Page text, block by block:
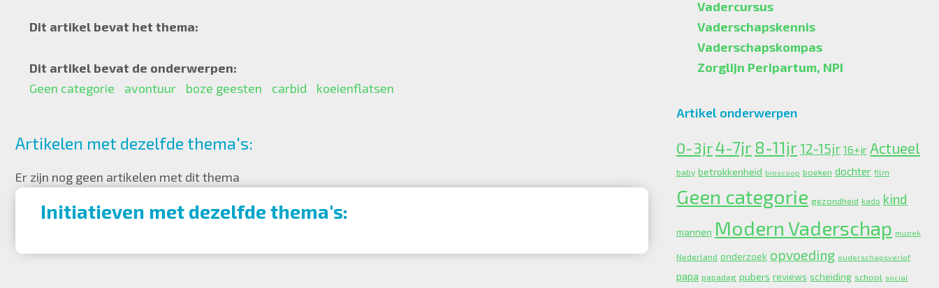
Dit artikel bevat het thema:
Dit artikel bevat de onderwerpen:
Geen categorie
avontuur boze geesten carbid koeienflatsen
Artikelen met dezelfde thema's:
Er zijn nog geen artikelen met dit thema
Initiatieven met dezelfde thema's:
Vadercursus
Vaderschapskennis
Vaderschapskompas
Zorglijn Peripartum, NPI
Artikel onderwerpen
0-3jr4-7jr 8-11jr 12-15jr 16+jr Actueel
baby betrokkenheid bioscoop boeken dochter film
Geen categorie gezondheid kado kind
mannen Modern Vaderschap muziek
Nederland onderzoek opvoeding ouderschapsverlof
papa papadag pubers reviews scheiding school social